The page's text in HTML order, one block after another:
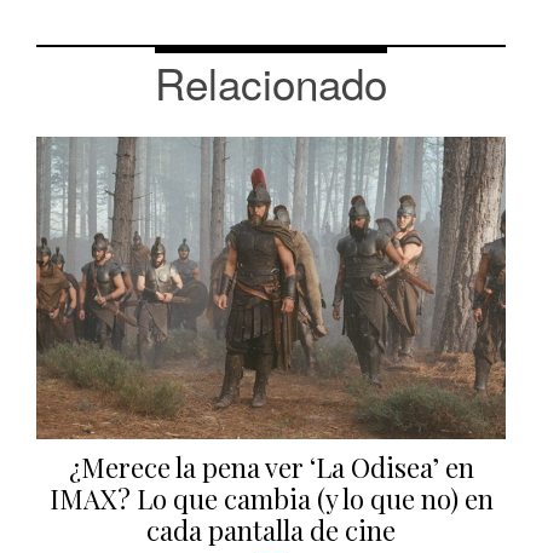
Relacionado
¿Merece la pena ver ‘La Odisea’ en
IMAX? Lo que cambia (y lo que no) en
cada pantalla de cine